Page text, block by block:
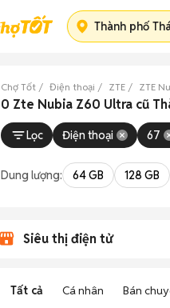
Thành phố
Chợ Tốt Điện thoại ZTE ZTE
0 Zte Nubia Z60 Ultra cũ
Lọc Điện thoại 67
Dung lượng: 64 GB 128 GB
Siêu thị điện tử
Tất cả Cá nhân Bán